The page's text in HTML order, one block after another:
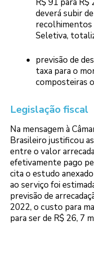
R$ 91 para R$
deverá subir
recolhimentos
Seletiva,
previsão de
taxa para o
composteiras
Legislação fiscal
Na mensagem à
Brasileiro justificou
entre o valor
efetivamente pago
cita o estudo
ao serviço foi
previsão de
2022, o custo para
para ser de R$ 26, 7